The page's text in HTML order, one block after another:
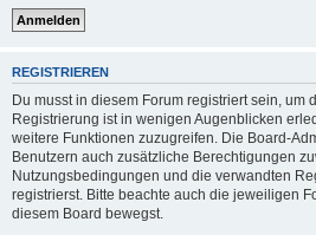
REGISTRIEREN
Du musst in diesem Forum registriert sein, um
Registrierung ist in wenigen Augenblicken
weitere Funktionen zuzugreifen. Die Board-
Benutzern auch zusätzliche Berechtigungen
Nutzungsbedingungen und die verwandten
registrierst. Bitte beachte auch die jeweiligen
diesem Board bewegst.